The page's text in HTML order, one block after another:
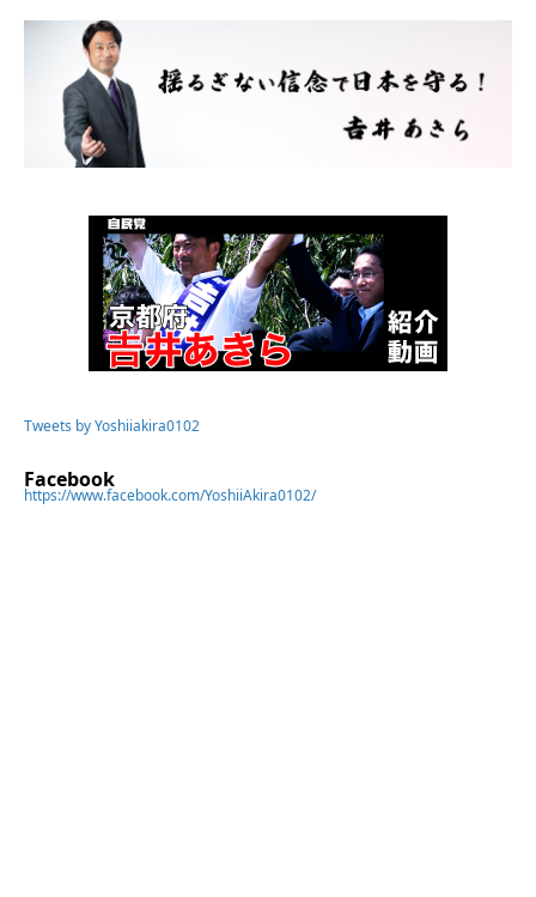
Tweets by Yoshiiakira0102
Facebook
https://www.facebook.com/YoshiiAkira0102/